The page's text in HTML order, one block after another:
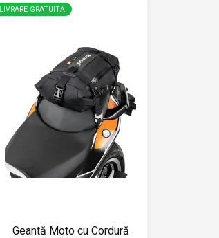
LIVRARE GRATUITĂ
Geantă Moto cu Cordură